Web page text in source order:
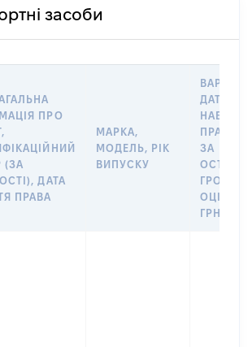
засоби
ПРО
(ЗА
ДАТА
ПРАВА
МАРКА,
МОДЕЛЬ, РІК
ВИПУСКУ
ДАТУ
НАБУТТЯ
ПРАВА
ЗА
ГРН